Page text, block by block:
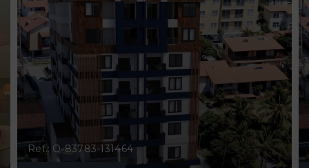
Ref.: O-83783-131464